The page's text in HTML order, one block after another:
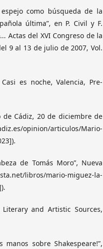
como búsqueda de la
última”, en P. Civil y F.
Actas del XVI Congreso de la
9 al 13 de julio de 2007, Vol.
es noche, Valencia, Pre-
de Cádiz, 20 de diciembre de
articulos/Mario-
de Tomás Moro”, Nueva
libros/mario-miguez-la-
and Artistic Sources,
sobre Shakespeare!”,